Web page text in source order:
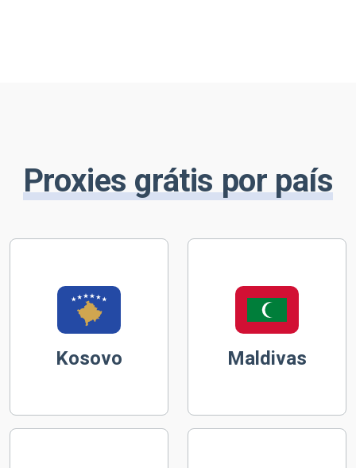
Proxies grátis por país
Kosovo Maldivas